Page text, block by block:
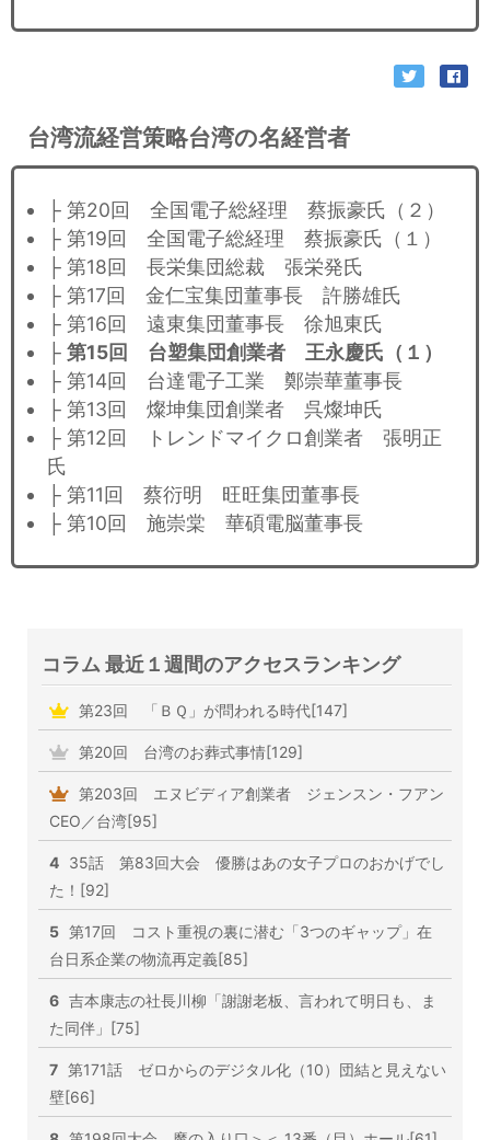
台湾流経営策略台湾の名経営者
├ 第20回 全国電子総経理 蔡振豪氏（２）
├ 第19回 全国電子総経理 蔡振豪氏（１）
├ 第18回 長栄集団総裁 張栄発氏
├ 第17回 金仁宝集団董事長 許勝雄氏
├ 第16回 遠東集団董事長 徐旭東氏
├ 第15回 台塑集団創業者 王永慶氏（１）
├ 第14回 台達電子工業 鄭崇華董事長
├ 第13回 燦坤集団創業者 呉燦坤氏
├ 第12回 トレンドマイクロ創業者 張明正
氏
├ 第11回 蔡衍明 旺旺集団董事長
├ 第10回 施崇棠 華碩電脳董事長
コラム 最近１週間のアクセスランキング
第23回 「ＢＱ」が問われる時代[147]
第20回 台湾のお葬式事情[129]
第203回 エヌビディア創業者 ジェンスン・フアン
CEO／台湾[95]
4 35話 第83回大会 優勝はあの女子プロのおかげでし
た！[92]
5 第17回 コスト重視の裏に潜む「3つのギャップ」在
台日系企業の物流再定義[85]
6 吉本康志の社長川柳「謝謝老板、言われて明日も、ま
た同伴」[75]
7 第171話 ゼロからのデジタル化（10）団結と見えない
壁[66]